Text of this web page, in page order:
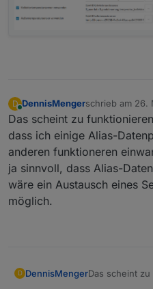
D
Online
DennisMengerschrieb am 26.
zuletzt editiert
Das scheint zu
dass ich einige Alias-
anderen funktioneren
ja sinnvoll, dass Alias-
wäre ein Austausch eines
möglich.
D DennisMengerDas scheint